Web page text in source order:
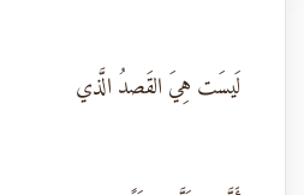
لَيسَت هِيَ القَصدُ الَّذي